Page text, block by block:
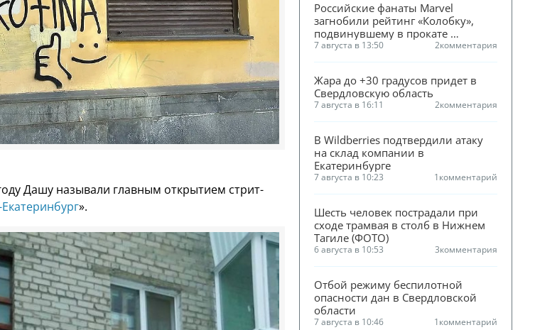
Дашу называли главным открытием стрит-
».
Российские фанаты Marvel
загнобили рейтинг «Колобку»,
подвинувшему в прокате
«Человека-паука»
7 августа в 13:50 2комментария
Жара до +30 градусов придет в
Свердловскую область
7 августа в 16:11 2комментария
В Wildberries подтвердили атаку
на склад компании в
Екатеринбурге
7 августа в 10:23 1комментарий
Шесть человек пострадали при
сходе трамвая в столб в Нижнем
Тагиле (ФОТО)
6 августа в 10:53 3комментария
Отбой режиму беспилотной
опасности дан в Свердловской
области
7 августа в 10:46 1комментарий